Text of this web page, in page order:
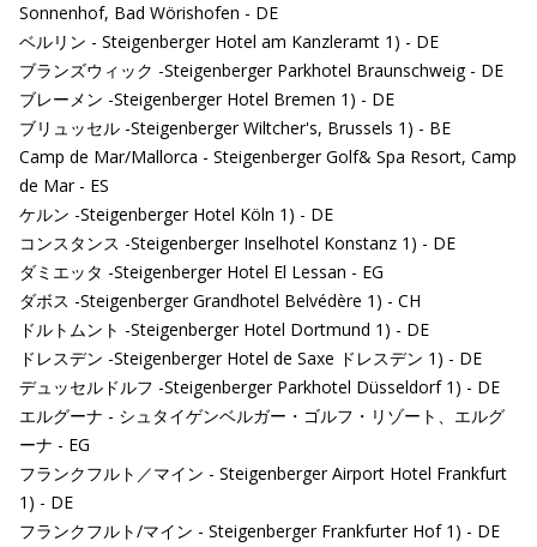
Sonnenhof, Bad Wörishofen - DE
ベルリン - Steigenberger Hotel am Kanzleramt 1) - DE
ブランズウィック -Steigenberger Parkhotel Braunschweig - DE
ブレーメン -Steigenberger Hotel Bremen 1) - DE
ブリュッセル -Steigenberger Wiltcher's, Brussels 1) - BE
Camp de Mar/Mallorca - Steigenberger Golf& Spa Resort, Camp
de Mar - ES
ケルン -Steigenberger Hotel Köln 1) - DE
コンスタンス -Steigenberger Inselhotel Konstanz 1) - DE
ダミエッタ -Steigenberger Hotel El Lessan - EG
ダボス -Steigenberger Grandhotel Belvédère 1) - CH
ドルトムント -Steigenberger Hotel Dortmund 1) - DE
ドレスデン -Steigenberger Hotel de Saxe ドレスデン 1) - DE
デュッセルドルフ -Steigenberger Parkhotel Düsseldorf 1) - DE
エルグーナ - シュタイゲンベルガー・ゴルフ・リゾート、エルグ
ーナ - EG
フランクフルト／マイン - Steigenberger Airport Hotel Frankfurt
1) - DE
フランクフルト/マイン - Steigenberger Frankfurter Hof 1) - DE